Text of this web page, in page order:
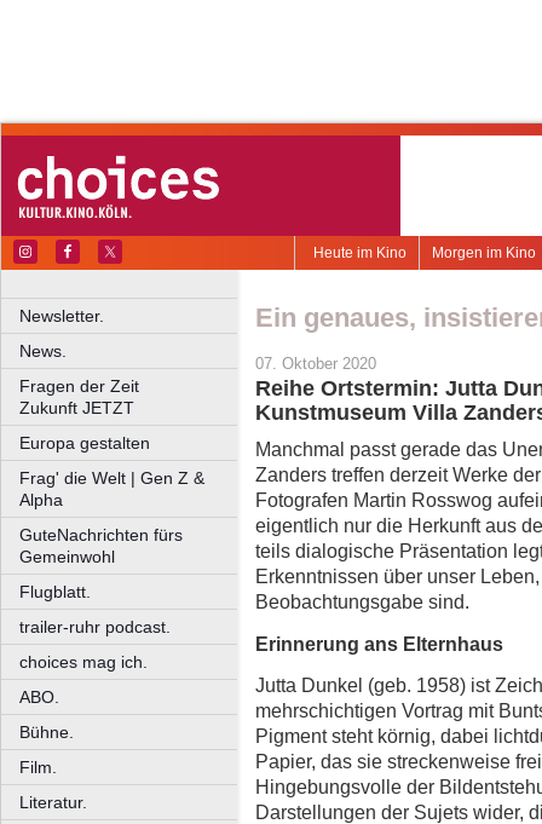
Morgen im Kino
Heute im Kino
Newsletter.
News.
Fragen der Zeit
Zukunft JETZT
Europa gestalten
Frag' die Welt | Gen Z &
Alpha
GuteNachrichten fürs
Gemeinwohl
Flugblatt.
trailer-ruhr podcast.
choices mag ich.
ABO.
Bühne.
Film.
Literatur.
Ein genaues,
07. Oktober 2020
Reihe Ortstermin: Jutta
Kunstmuseum Villa
Manchmal passt gerade das
Zanders treffen derzeit Werke
Fotografen Martin Rosswog
eigentlich nur die Herkunft aus
teils dialogische Präsentation
Erkenntnissen über unser
Beobachtungsgabe sind.
Erinnerung ans Elternhaus
Jutta Dunkel (geb. 1958) ist
mehrschichtigen Vortrag mit
Pigment steht körnig, dabei
Papier, das sie streckenweise
Hingebungsvolle der
Darstellungen der Sujets wider,